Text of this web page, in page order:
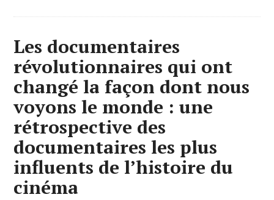
Les documentaires
révolutionnaires qui ont
changé la façon dont nous
voyons le monde : une
rétrospective des
documentaires les plus
influents de l’histoire du
cinéma